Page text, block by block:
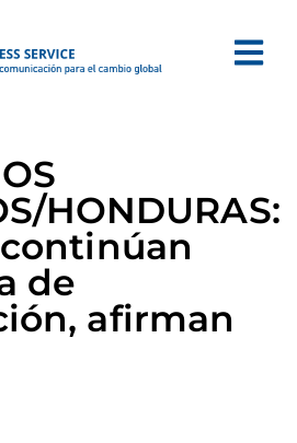
HONDURAS:
de
afirman